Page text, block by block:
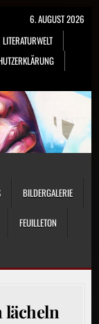
LITERATURWELT
6. AUGUST 2026
BILDERGALERIE
FEUILLETON